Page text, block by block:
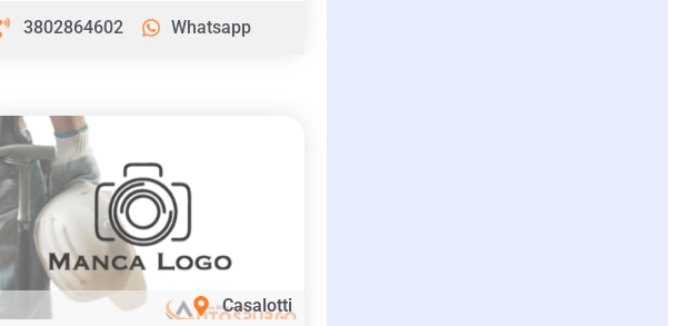
3802864602 Whatsapp
Casalotti